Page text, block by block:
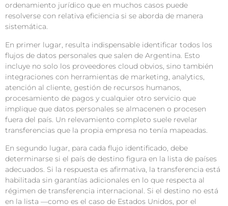
ordenamiento jurídico que en muchos casos puede
resolverse con relativa eficiencia si se aborda de manera
sistemática.
En primer lugar, resulta indispensable identificar todos los
flujos de datos personales que salen de Argentina. Esto
incluye no solo los proveedores cloud obvios, sino también
integraciones con herramientas de marketing, analytics,
atención al cliente, gestión de recursos humanos,
procesamiento de pagos y cualquier otro servicio que
implique que datos personales se almacenen o procesen
fuera del país. Un relevamiento completo suele revelar
transferencias que la propia empresa no tenía mapeadas.
En segundo lugar, para cada flujo identificado, debe
determinarse si el país de destino figura en la lista de países
adecuados. Si la respuesta es afirmativa, la transferencia está
habilitada sin garantías adicionales en lo que respecta al
régimen de transferencia internacional. Si el destino no está
en la lista —como es el caso de Estados Unidos, por el